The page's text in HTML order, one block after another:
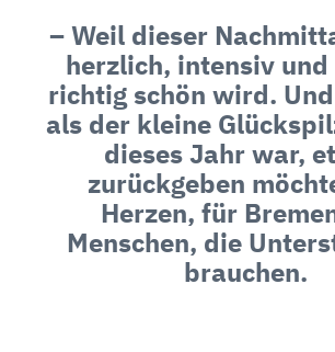
– Weil dieser
herzlich, intensiv
richtig schön wird.
als der kleine
dieses Jahr war,
zurückgeben
Herzen, für
Menschen, die
brauchen.